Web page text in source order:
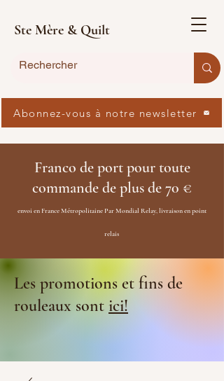
Ste Mère & Quilt
Franco de port pour toute
commande de plus de 70 €
envoi en France Métropolitaine Par Mondial Relay, livraison en point
relais
Les promotions et fins de
rouleaux sontici!
Abonnez-vous à notre newsletter